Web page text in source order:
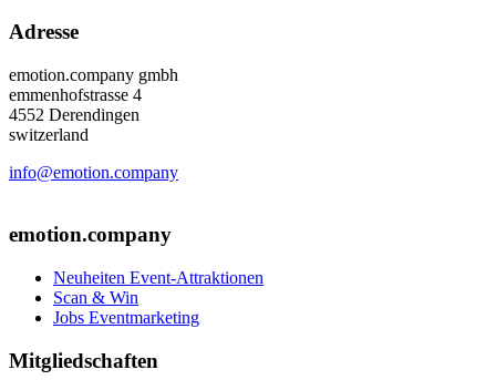
Adresse
emotion.company gmbh
emmenhofstrasse 4
4552 Derendingen
switzerland
info@emotion.company
emotion.company
Neuheiten Event-Attraktionen
Scan & Win
Jobs Eventmarketing
Mitgliedschaften